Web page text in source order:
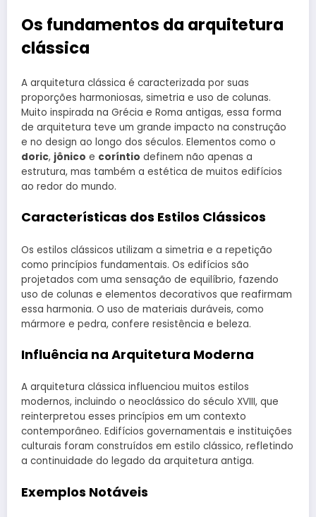
Os fundamentos da arquitetura
clássica
A arquitetura clássica é caracterizada por suas
proporções harmoniosas, simetria e uso de colunas.
Muito inspirada na Grécia e Roma antigas, essa forma
de arquitetura teve um grande impacto na construção
e no design ao longo dos séculos. Elementos como o
doric, jônico e coríntio definem não apenas a
estrutura, mas também a estética de muitos edifícios
ao redor do mundo.
Características dos Estilos Clássicos
Os estilos clássicos utilizam a simetria e a repetição
como princípios fundamentais. Os edifícios são
projetados com uma sensação de equilíbrio, fazendo
uso de colunas e elementos decorativos que reafirmam
essa harmonia. O uso de materiais duráveis, como
mármore e pedra, confere resistência e beleza.
Influência na Arquitetura Moderna
A arquitetura clássica influenciou muitos estilos
modernos, incluindo o neoclássico do século XVIII, que
reinterpretou esses princípios em um contexto
contemporâneo. Edifícios governamentais e instituições
culturais foram construídos em estilo clássico, refletindo
a continuidade do legado da arquitetura antiga.
Exemplos Notáveis